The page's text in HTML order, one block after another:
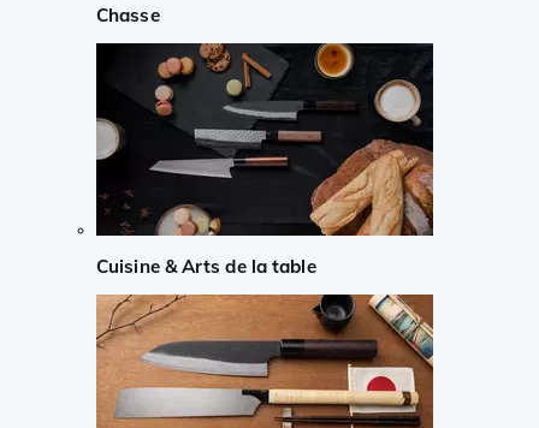
Chasse
Cuisine & Arts de la table